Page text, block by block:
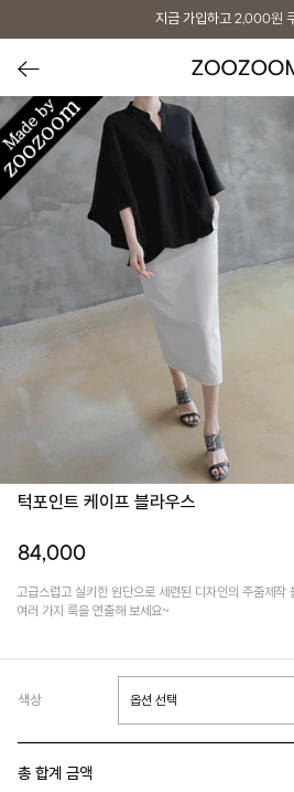
지금 가입하고 2,000원
턱포인트 케이프 블라우스
84,000
고급스럽고 실키한 원단으로 세련된 디자인의 주줌제작
여러 가지 룩을 연출해 보세요~
색상
총 합계 금액